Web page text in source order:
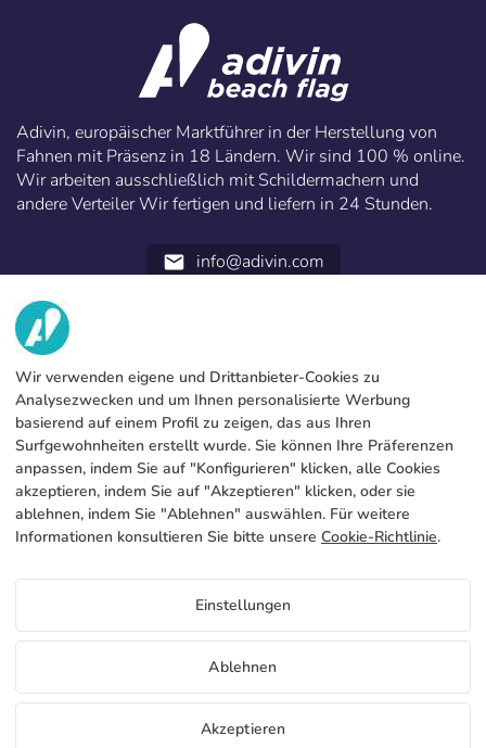
Adivin, europäischer Marktführer in der Herstellung von
Fahnen mit Präsenz in 18 Ländern. Wir sind 100 % online.
Wir arbeiten ausschließlich mit Schildermachern und
andere Verteiler Wir fertigen und liefern in 24 Stunden.
email info@adivin.com
Fabrik
Kontakt
Blog
DIENSTLEISTUNGEN
Zahlungsmodalitäten
Produktion und Lieferung
FAQs
RECHTLICHE INFORMATIONEN
Rechtliche Hinweise
Allgemeine Bedingungen und Konditionen
Cookies-Politik
Datenschutzrichtlinie
DE
C/ Generación 46-48 P.I. La Huertecilla 29196 Málaga Spanien | S.A CIF
Wir verwenden eigene und Drittanbieter-Cookies zu
Analysezwecken und um Ihnen personalisierte Werbung
basierend auf einem Profil zu zeigen, das aus Ihren
Surfgewohnheiten erstellt wurde. Sie können Ihre Präferenzen
anpassen, indem Sie auf "Konfigurieren" klicken, alle Cookies
akzeptieren, indem Sie auf "Akzeptieren" klicken, oder sie
ablehnen, indem Sie "Ablehnen" auswählen. Für weitere
Informationen konsultieren Sie bitte unsere Cookie-Richtlinie.
Einstellungen
Ablehnen
Akzeptieren